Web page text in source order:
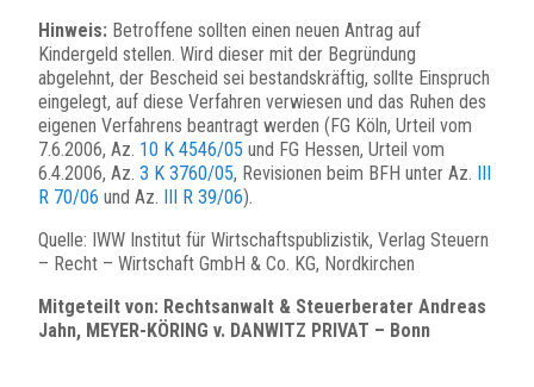
Hinweis: Betroffene sollten einen neuen Antrag auf
Kindergeld stellen. Wird dieser mit der Begründung
abgelehnt, der Bescheid sei bestandskräftig, sollte Einspruch
eingelegt, auf diese Verfahren verwiesen und das Ruhen des
eigenen Verfahrens beantragt werden (FG Köln, Urteil vom
7.6.2006, Az. 10 K 4546/05 und FG Hessen, Urteil vom
6.4.2006, Az. 3 K 3760/05, Revisionen beim BFH unter Az. III
R 70/06 und Az. III R 39/06).
Quelle: IWW Institut für Wirtschaftspublizistik, Verlag Steuern
– Recht – Wirtschaft GmbH & Co. KG, Nordkirchen
Mitgeteilt von: Rechtsanwalt & Steuerberater Andreas
Jahn, MEYER-KÖRING v. DANWITZ PRIVAT – Bonn